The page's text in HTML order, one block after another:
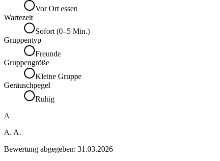
Vor Ort essen
Wartezeit
Sofort (0–5 Min.)
Gruppentyp
Freunde
Gruppengröße
Kleine Gruppe
Geräuschpegel
Ruhig
A
A. A.
Bewertung abgegeben: 31.03.2026